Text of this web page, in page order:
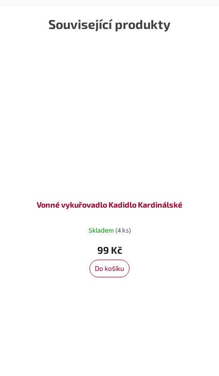
Související produkty
Vonné vykuřovadlo Kadidlo Kardinálské
Skladem (4 ks)
99 Kč
Do košíku